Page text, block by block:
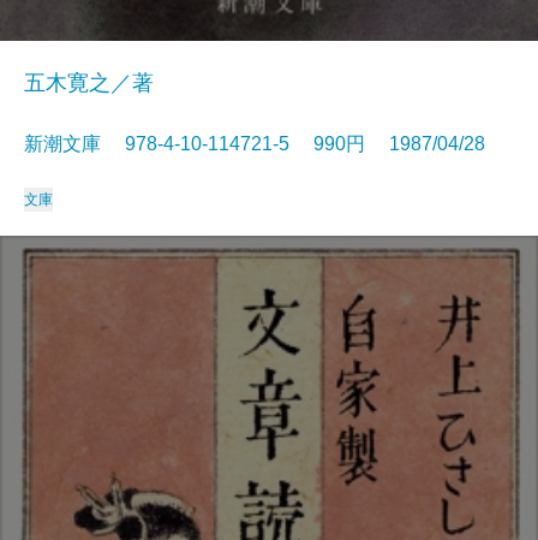
五木寛之／著
新潮文庫 978-4-10-114721-5 990円 1987/04/28
文庫